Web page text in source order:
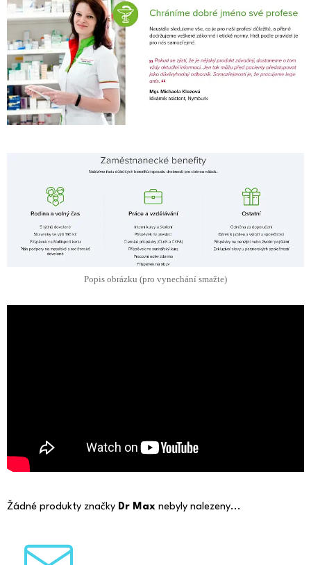
Popis obrázku (pro vynechání smažte)
Žádné produkty značky Dr Max nebyly nalezeny...